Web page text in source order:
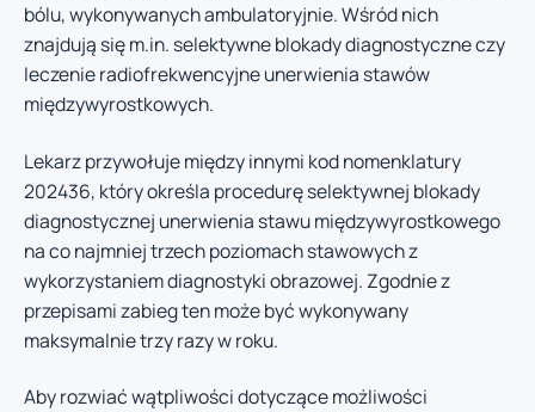
bólu, wykonywanych ambulatoryjnie. Wśród nich
znajdują się m.in. selektywne blokady diagnostyczne czy
leczenie radiofrekwencyjne unerwienia stawów
międzywyrostkowych.
Lekarz przywołuje między innymi kod nomenklatury
202436, który określa procedurę selektywnej blokady
diagnostycznej unerwienia stawu międzywyrostkowego
na co najmniej trzech poziomach stawowych z
wykorzystaniem diagnostyki obrazowej. Zgodnie z
przepisami zabieg ten może być wykonywany
maksymalnie trzy razy w roku.
Aby rozwiać wątpliwości dotyczące możliwości